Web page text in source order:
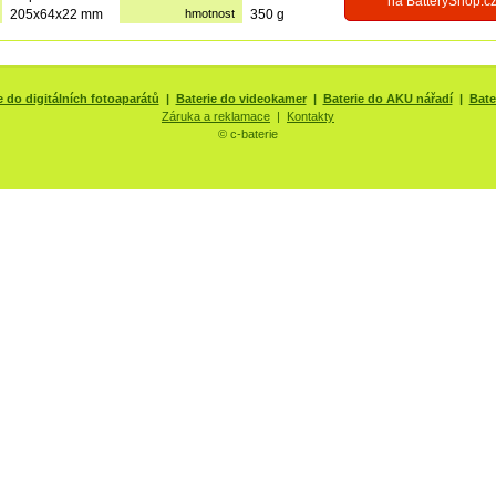
205x64x22 mm hmotnost 350 g
do digitálních fotoaparátů | Baterie do videokamer| Baterie do AKU nářadí|
Záruka a reklamace | Kontakty
© c-baterie